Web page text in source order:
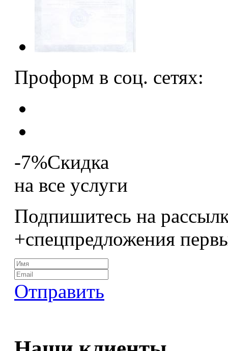
Проформ в соц. сетях:
-7%Скидка
на все услуги
Подпишитесь на
+спецпредложения
Отправить